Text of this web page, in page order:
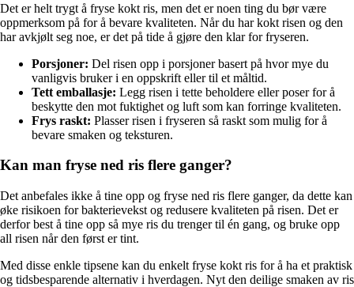
Det er helt trygt å fryse kokt ris, men det er noen ting du bør være
oppmerksom på for å bevare kvaliteten. Når du har kokt risen og den
har avkjølt seg noe, er det på tide å gjøre den klar for fryseren.
Porsjoner: Del risen opp i porsjoner basert på hvor mye du
vanligvis bruker i en oppskrift eller til et måltid.
Tett emballasje: Legg risen i tette beholdere eller poser for å
beskytte den mot fuktighet og luft som kan forringe kvaliteten.
Frys raskt: Plasser risen i fryseren så raskt som mulig for å
bevare smaken og teksturen.
Kan man fryse ned ris flere ganger?
Det anbefales ikke å tine opp og fryse ned ris flere ganger, da dette kan
øke risikoen for bakterievekst og redusere kvaliteten på risen. Det er
derfor best å tine opp så mye ris du trenger til én gang, og bruke opp
all risen når den først er tint.
Med disse enkle tipsene kan du enkelt fryse kokt ris for å ha et praktisk
og tidsbesparende alternativ i hverdagen. Nyt den deilige smaken av ris